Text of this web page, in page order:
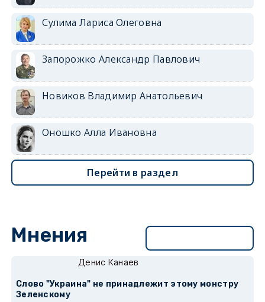
Сулима Лариса Олеговна
Запорожко Александр Павлович
Новиков Владимир Анатольевич
Оношко Алла Ивановна
Перейти в раздел
Мнения
Денис Канаев
Слово "Украина" не принадлежит этому монстру
Зеленскому